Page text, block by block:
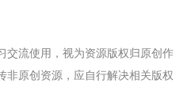
交流使用，视为资源版权归原创作
非原创资源，应自行解决相关版权